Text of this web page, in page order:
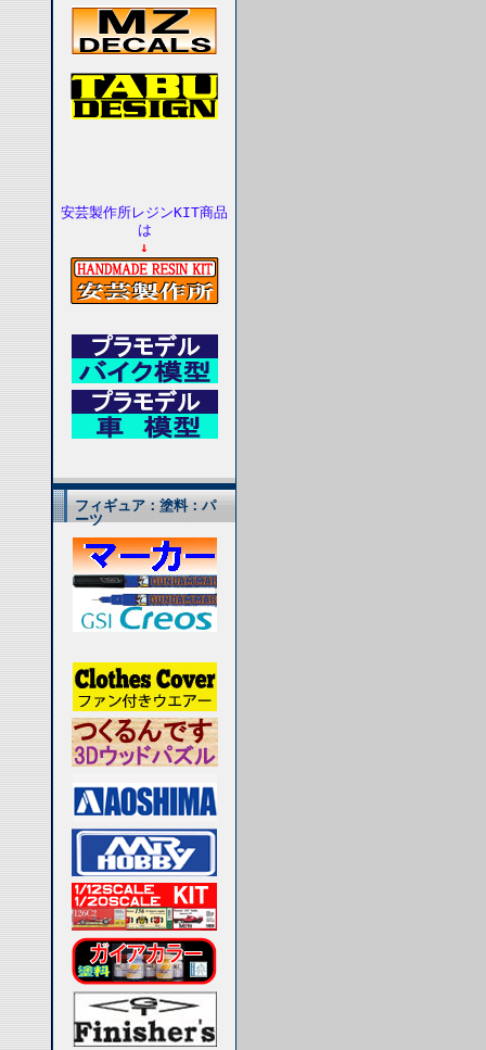
安芸製作所レジンKIT商品
は
↓
フィギュア：塗料：パ
ーツ